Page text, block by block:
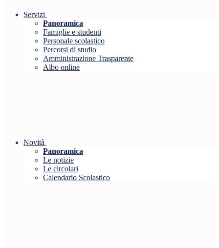
Servizi
Panoramica
Famiglie e studenti
Personale scolastico
Percorsi di studio
Amministrazione Trasparente
Albo online
Novità
Panoramica
Le notizie
Le circolari
Calendario Scolastico